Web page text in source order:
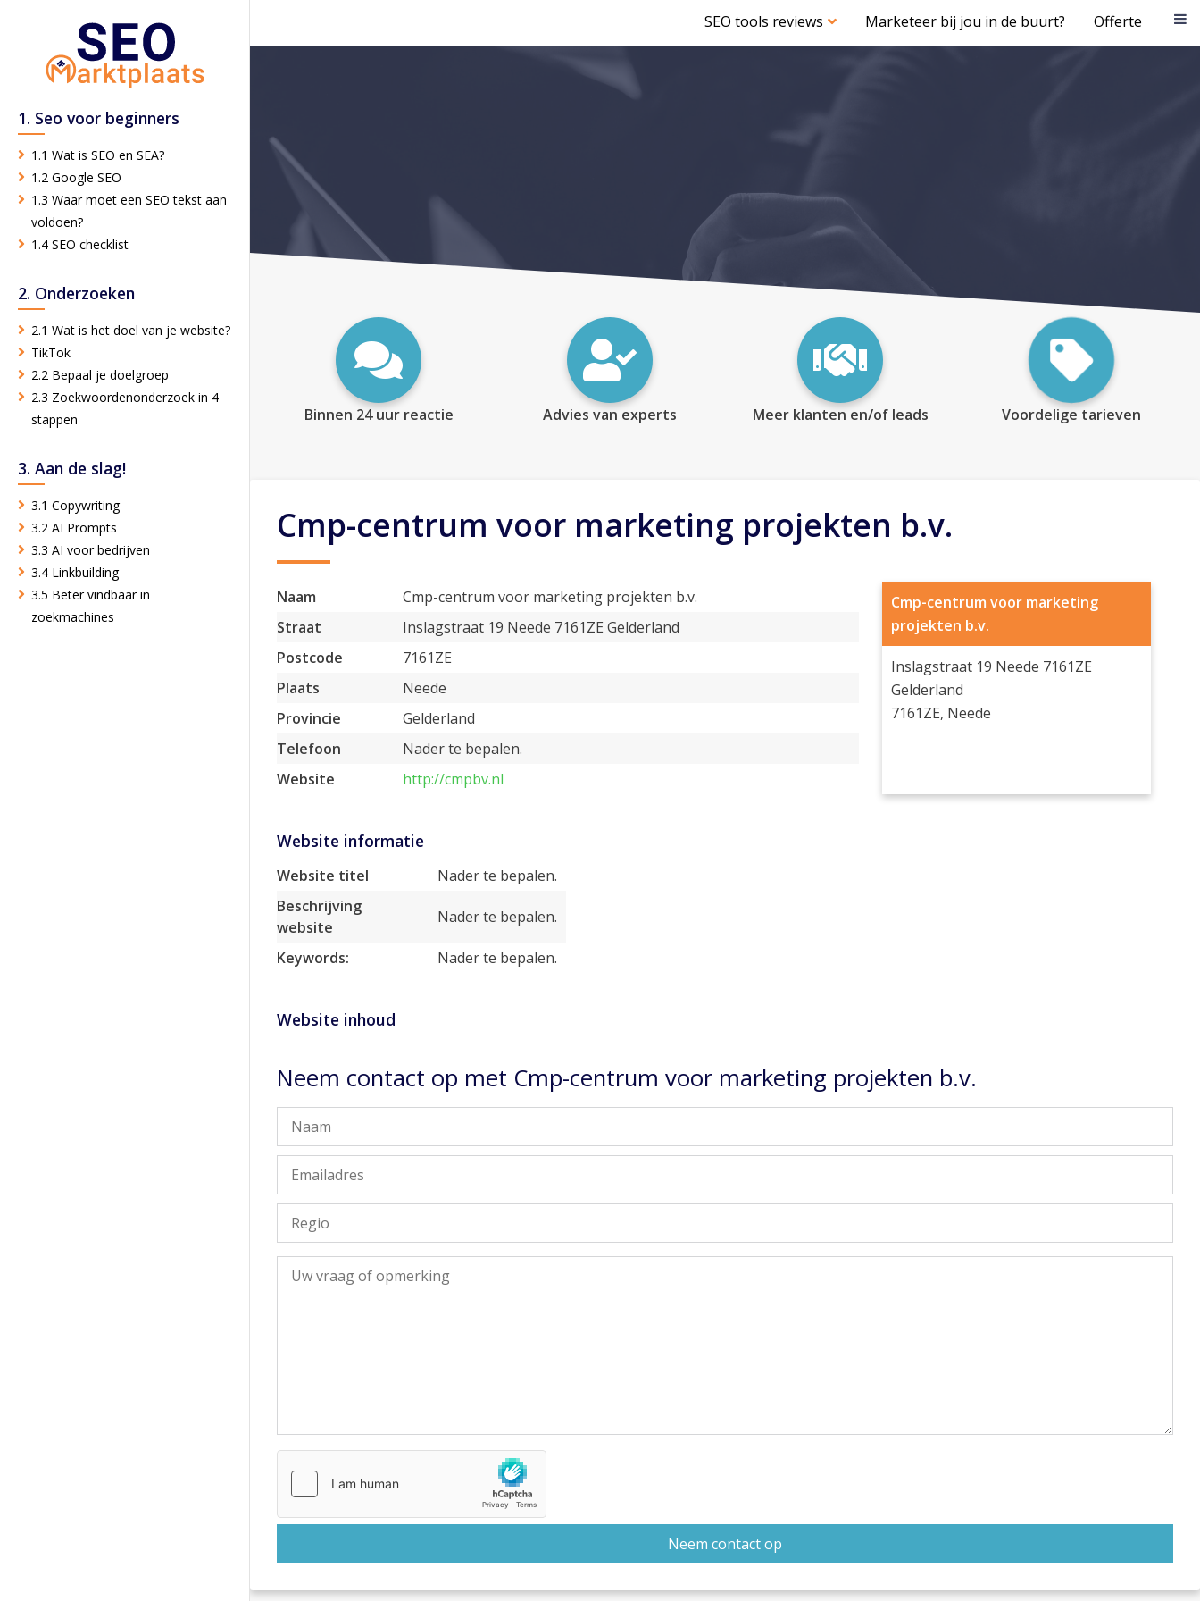
SEO tools reviews Marketeer bij jou in de buurt? Offerte
1. Seo voor beginners
1.1 Wat is SEO en SEA?
1.2 Google SEO
1.3 Waar moet een SEO tekst aan
voldoen?
1.4 SEO checklist
2. Onderzoeken
2.1 Wat is het doel van je website?
TikTok
2.2 Bepaal je doelgroep
2.3 Zoekwoordenonderzoek in 4
stappen
3. Aan de slag!
3.1 Copywriting
3.2 AI Prompts
3.3 AI voor bedrijven
3.4 Linkbuilding
3.5 Beter vindbaar in
zoekmachines
Binnen 24 uur reactie Advies van experts Meer klanten en/of leads Voordelige tarieven
Cmp-centrum voor marketing projekten b.v.
Naam
Cmp-centrum voor marketing projekten b.v.
Straat
Inslagstraat 19 Neede 7161ZE Gelderland
Postcode
7161ZE
Plaats
Neede
Provincie
Gelderland
Telefoon
Nader te bepalen.
Website
http://cmpbv.nl
Cmp-centrum voor marketing
projekten b.v.
Inslagstraat 19 Neede 7161ZE
Gelderland
7161ZE, Neede
Website informatie
Website titel
Nader te bepalen.
Beschrijving
website
Nader te bepalen.
Keywords: Nader te bepalen.
Website inhoud
Neem contact op met Cmp-centrum voor marketing projekten b.v.